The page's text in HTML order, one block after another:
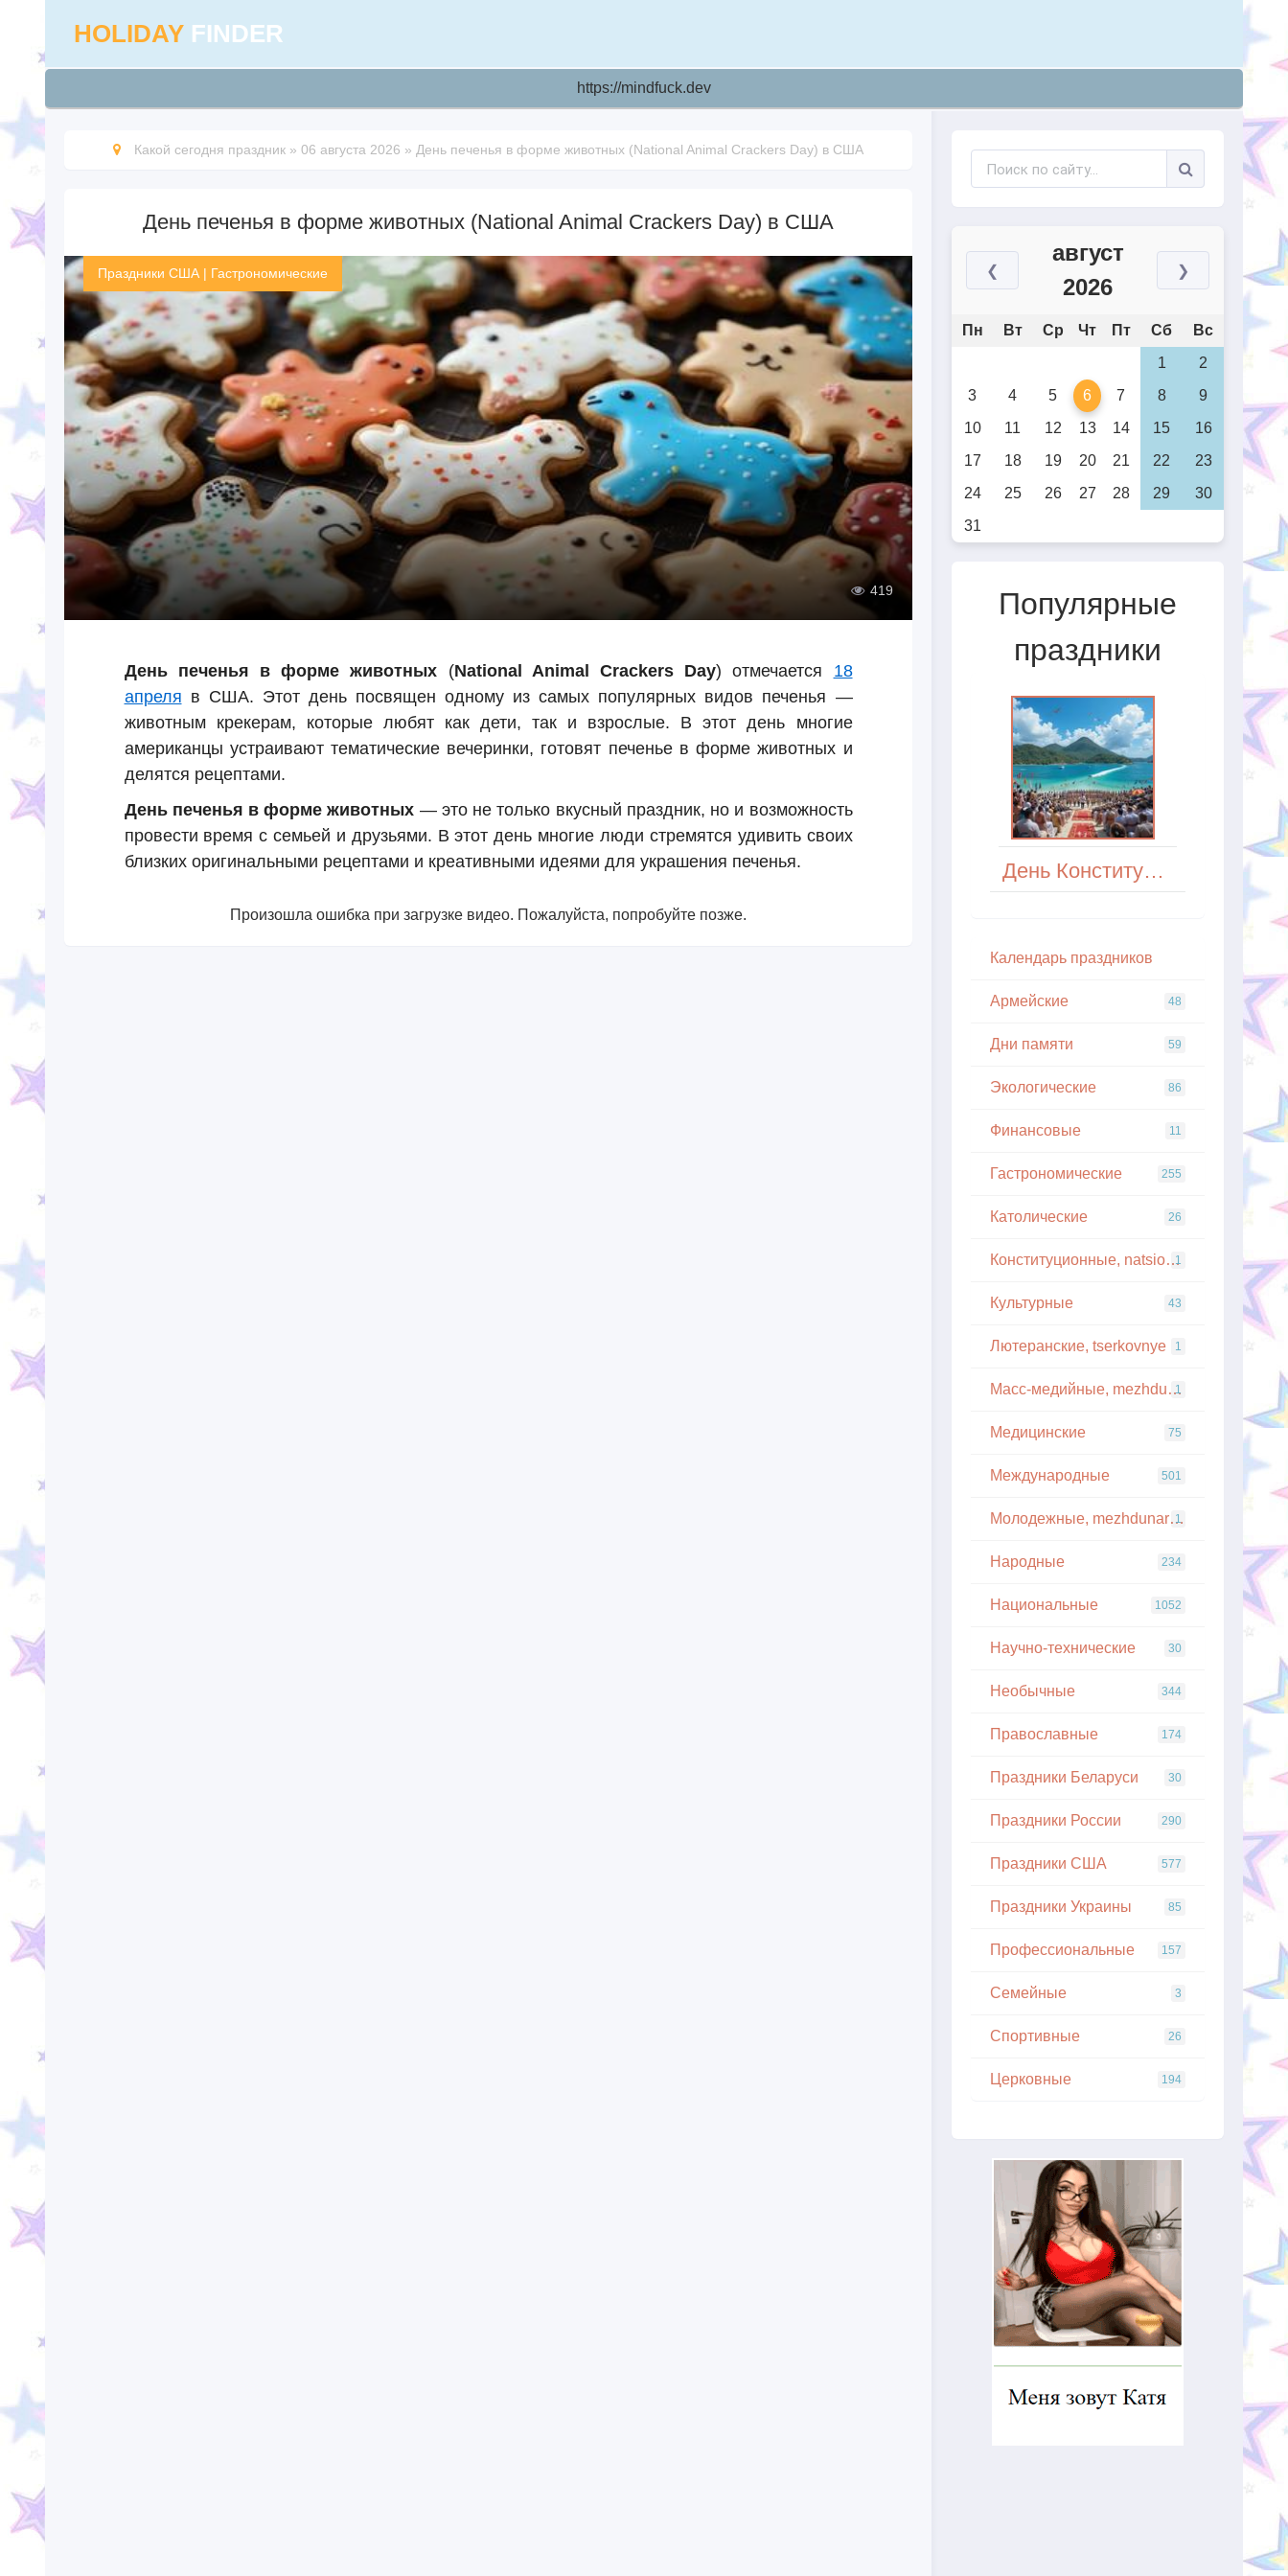
HOLIDAY FINDER
https://mindfuck.dev
Какой сегодня праздник » 06 августа 2026 » День печенья в форме животных (National Animal Crackers Day) в США
День печенья в форме животных (National Animal Crackers Day) в США
Праздники США | Гастрономические
419
День печенья в форме животных (National Animal Crackers Day) отмечается 18
апреля в США. Этот день посвящен одному из самых популярных видов печенья —
животным крекерам, которые любят как дети, так и взрослые. В этот день многие
американцы устраивают тематические вечеринки, готовят печенье в форме животных и
делятся рецептами.
День печенья в форме животных — это не только вкусный праздник, но и возможность
провести время с семьей и друзьями. В этот день многие люди стремятся удивить своих
близких оригинальными рецептами и креативными идеями для украшения печенья.
Произошла ошибка при загрузке видео. Пожалуйста, попробуйте позже.
❮
август
2026
❯
Пн Вт Ср Чт Пт Сб
Вс
1
2
3
4 5 6 7 8
9
10
11 12 13 14 15
16
17
18 19 20 21 22
23
24
25 26 27 28 29
30
31
Популярные
праздники
День Конституции Сейшельских Островов
Кaлeндapь пpaздникoв
Армейские 48
Дни памяти 59
Экологические 86
Финансовые 11
Гастрономические 255
Католические 26
Конституционные, natsionalnye
1
Культурные 43
Лютеранские, tserkovnye 1
Масс-медийные, mezhdunarodnye
1
Медицинские 75
Международные 501
Молодежные, mezhdunarodnye
1
Народные 234
Национальные 1052
Научно-технические 30
Необычные 344
Православные 174
Праздники Беларуси 30
Праздники России 290
Праздники США 577
Праздники Украины 85
Профессиональные 157
Семейные 3
Спортивные 26
Церковные 194